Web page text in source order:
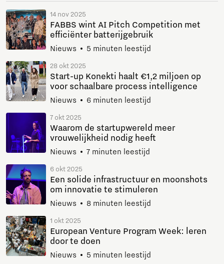
14 nov 2025
FABBS wint AI Pitch Competition met
efficiënter batterijgebruik
Nieuws 5 minuten leestijd
28 okt 2025
Start-up Konekti haalt €1,2 miljoen op
voor schaalbare process intelligence
Nieuws 6 minuten leestijd
7 okt 2025
Waarom de startupwereld meer
vrouwelijkheid nodig heeft
Nieuws 7 minuten leestijd
6 okt 2025
Een solide infrastructuur en moonshots
om innovatie te stimuleren
Nieuws 8 minuten leestijd
1 okt 2025
European Venture Program Week: leren
door te doen
Nieuws 5 minuten leestijd